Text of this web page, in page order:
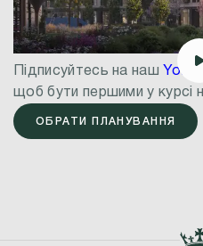
Підписуйтесь на наш
щоб бути першими у курсі
ОБРАТИ ПЛАНУВАННЯ